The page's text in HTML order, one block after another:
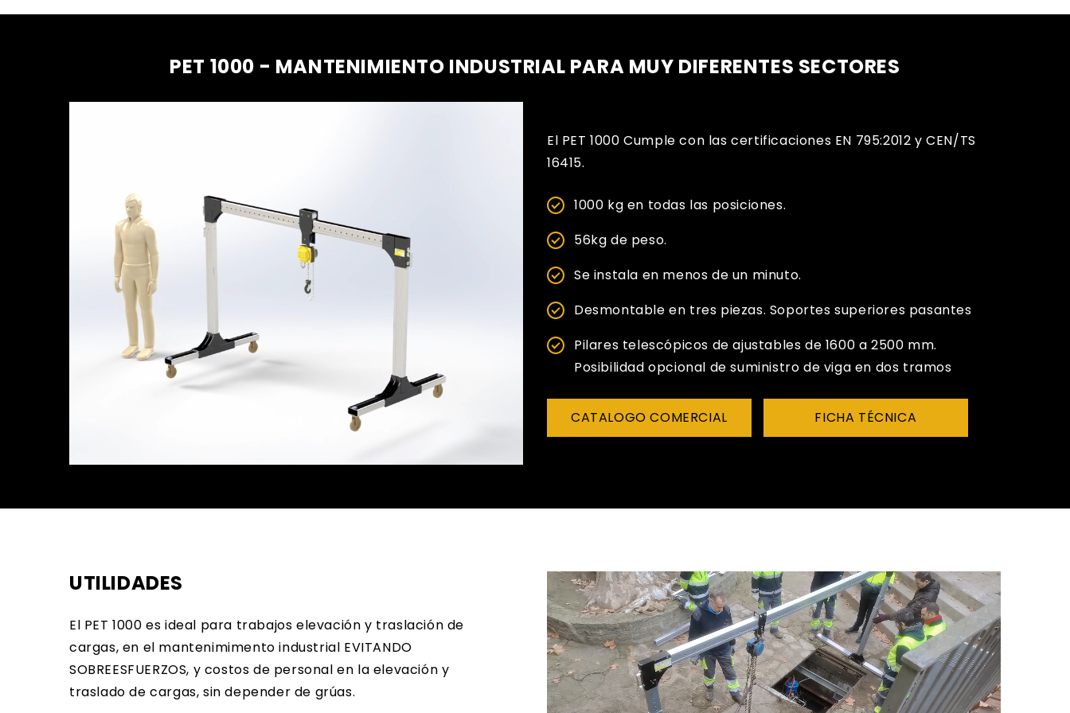
PET 1000 - MANTENIMIENTO INDUSTRIAL PARA MUY DIFERENTES SECTORES
El PET 1000 Cumple con las certificaciones EN 795:2012 y CEN/TS
16415.
1000 kg en todas las posiciones.
56kg de peso.
Se instala en menos de un minuto.
Desmontable en tres piezas. Soportes superiores pasantes
Pilares telescópicos de ajustables de 1600 a 2500 mm.
Posibilidad opcional de suministro de viga en dos tramos
CATALOGO COMERCIAL FICHA TÉCNICA
UTILIDADES
El PET 1000 es ideal para trabajos elevación y traslación de
cargas, en el mantenimimento industrial EVITANDO
SOBREESFUERZOS, y costos de personal en la elevación y
traslado de cargas, sin depender de grúas.